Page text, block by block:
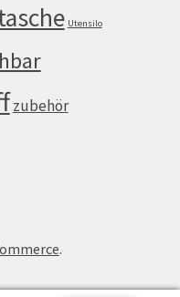
Utensilo
zubehör
.